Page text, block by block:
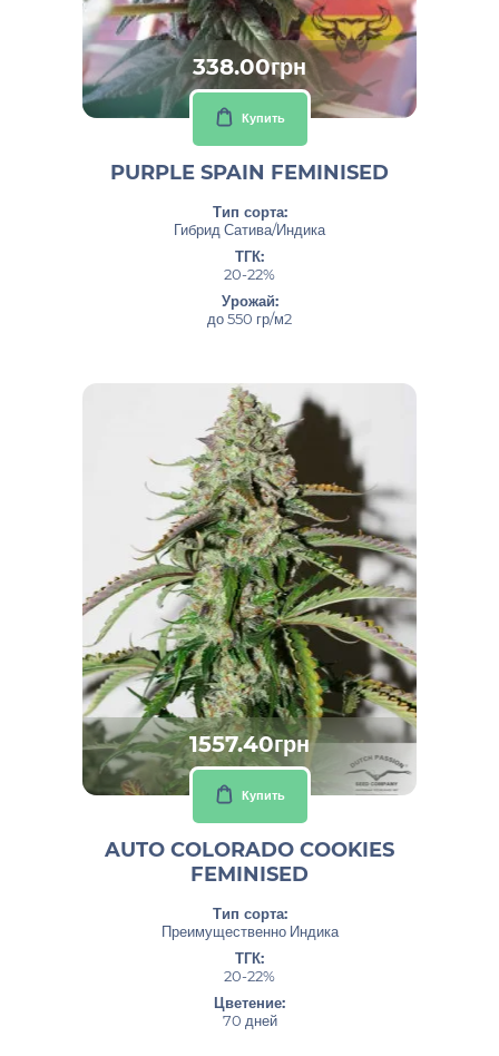
338.00грн
Купить
PURPLE SPAIN FEMINISED
Тип сорта:
Гибрид Сатива/Индика
ТГК:
20-22%
Урожай:
до 550 гр/м2
1557.40грн
Купить
AUTO COLORADO COOKIES
FEMINISED
Тип сорта:
Преимущественно Индика
ТГК:
20-22%
Цветение:
70 дней